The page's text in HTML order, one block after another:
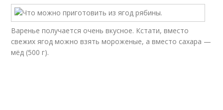
Варенье получается очень вкусное. Кстати, вместо
свежих ягод можно взять мороженые, а вместо сахара —
мёд (500 г).